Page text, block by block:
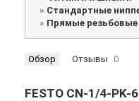
» Стандартные
» Прямые резьбовые
Обзор Отзывы 0
FESTO CN-1/4-